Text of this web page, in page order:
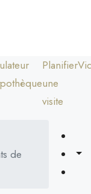
Planifier
une
visite
de